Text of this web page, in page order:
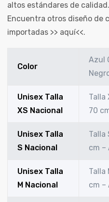
altos estándares de calidad.
Encuentra otros diseño de
importadas >> aquí<<.
Color
Azul
Unisex Talla
XS Nacional
Talla
70
Unisex Talla
S Nacional
Talla
cm –
Unisex Talla
M Nacional
Talla
cm –